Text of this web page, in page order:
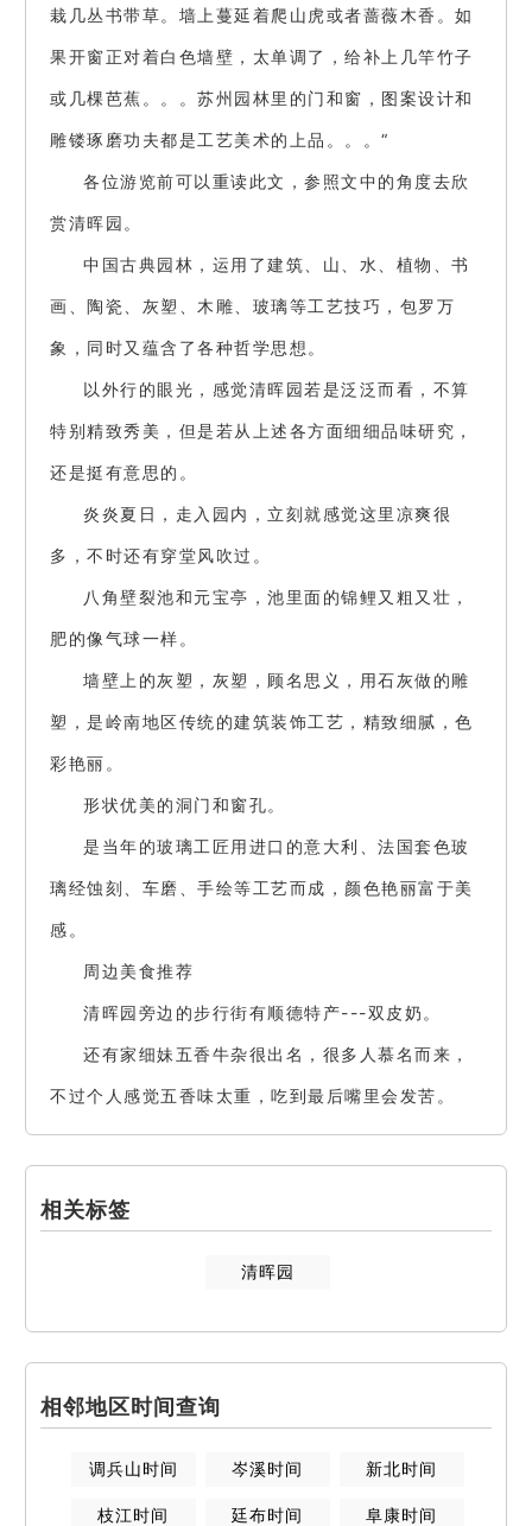
栽几丛书带草。墙上蔓延着爬山虎或者蔷薇木香。如
果开窗正对着白色墙壁，太单调了，给补上几竿竹子
或几棵芭蕉。。。苏州园林里的门和窗，图案设计和
雕镂琢磨功夫都是工艺美术的上品。。。“
各位游览前可以重读此文，参照文中的角度去欣
赏清晖园。
中国古典园林，运用了建筑、山、水、植物、书
画、陶瓷、灰塑、木雕、玻璃等工艺技巧，包罗万
象，同时又蕴含了各种哲学思想。
以外行的眼光，感觉清晖园若是泛泛而看，不算
特别精致秀美，但是若从上述各方面细细品味研究，
还是挺有意思的。
炎炎夏日，走入园内，立刻就感觉这里凉爽很
多，不时还有穿堂风吹过。
八角壁裂池和元宝亭，池里面的锦鲤又粗又壮，
肥的像气球一样。
墙壁上的灰塑，灰塑，顾名思义，用石灰做的雕
塑，是岭南地区传统的建筑装饰工艺，精致细腻，色
彩艳丽。
形状优美的洞门和窗孔。
是当年的玻璃工匠用进口的意大利、法国套色玻
璃经蚀刻、车磨、手绘等工艺而成，颜色艳丽富于美
感。
周边美食推荐
清晖园旁边的步行街有顺德特产---双皮奶。
还有家细妹五香牛杂很出名，很多人慕名而来，
不过个人感觉五香味太重，吃到最后嘴里会发苦。
相关标签
清晖园
相邻地区时间查询
调兵山时间 岑溪时间 新北时间
枝江时间 廷布时间 阜康时间